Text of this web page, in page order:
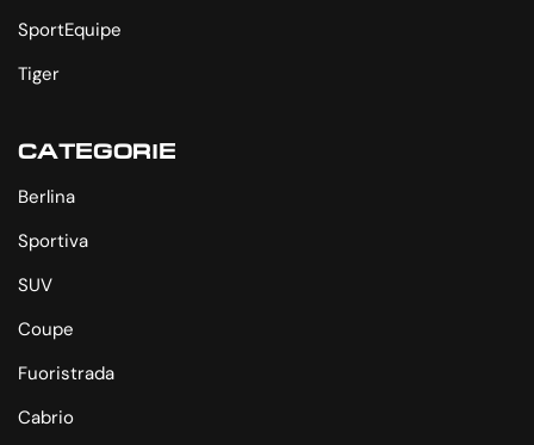
SportEquipe
Tiger
CATEGORIE
Berlina
Sportiva
SUV
Coupe
Fuoristrada
Cabrio